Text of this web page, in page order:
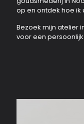
op en ontdek hoe
Bezoek mijn atelier
voor een